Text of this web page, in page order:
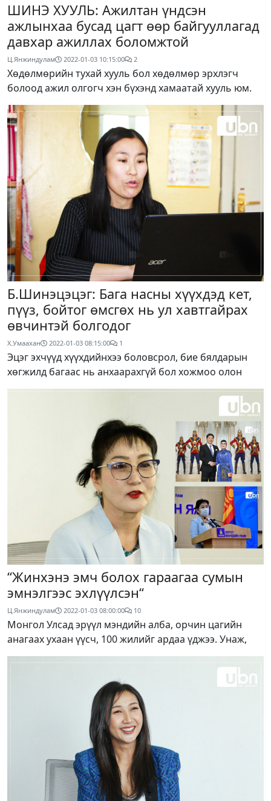
ШИНЭ ХУУЛЬ: Ажилтан үндсэн
ажлынхаа бусад цагт өөр байгууллагад
давхар ажиллах боломжтой
Ц.Янжиндулам 2022-01-03 10:15:00 2
Хөдөлмөрийн тухай хууль бол хөдөлмөр эрхлэгч
болоод ажил олгогч хэн бүхэнд хамаатай хууль юм.
Б.Шинэцэцэг: Бага насны хүүхдэд кет,
пүүз, бойтог өмсгөх нь ул хавтгайрах
өвчинтэй болгодог
Х.Умаахан 2022-01-03 08:15:00 1
Эцэг эхчүүд хүүхдийнхээ боловсрол, бие бялдарын
хөгжилд багаас нь анхаарахгүй бол хожмоо олон
“Жинхэнэ эмч болох гараагаа сумын
эмнэлгээс эхлүүлсэн“
Ц.Янжиндулам 2022-01-03 08:00:00 10
Монгол Улсад эрүүл мэндийн алба, орчин цагийн
анагаах ухаан үүсч, 100 жилийг ардаа үджээ. Унаж,